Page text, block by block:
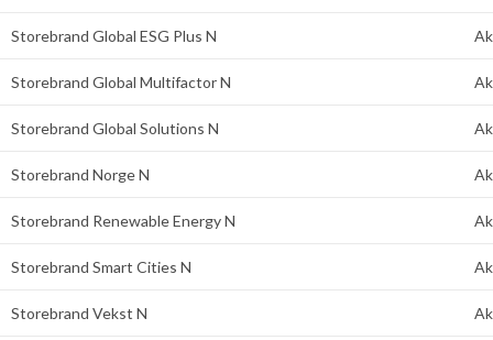
Storebrand Global ESG Plus N
Storebrand Global Multifactor N
Storebrand Global Solutions N
Storebrand Norge N
Storebrand Renewable Energy N
Storebrand Smart Cities N
Storebrand Vekst N